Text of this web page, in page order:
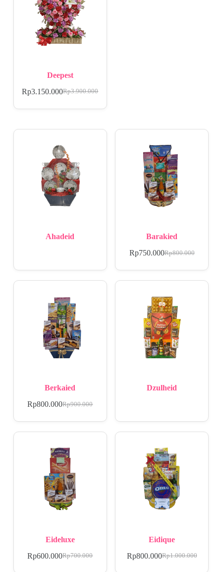
Deepest
Rp3.900.000
Rp3.150.000
Ahadeid Barakied
Rp800.000
Rp750.000
Berkaied
Rp900.000
Rp800.000
Dzulheid
Eideluxe
Rp700.000
Rp600.000
Eidique
Rp1.000.000
Rp800.000